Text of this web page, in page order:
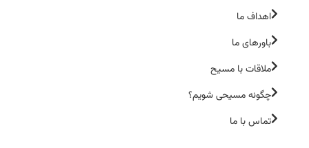
اهداف ما
باورهای ما
ملاقات با مسیح
چگونه مسیحی شویم؟
تماس با ما